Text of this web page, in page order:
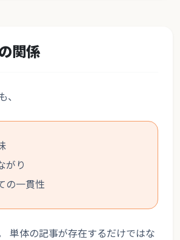
関係
、
がり
の一貫性
単体の記事が存在するだけではな